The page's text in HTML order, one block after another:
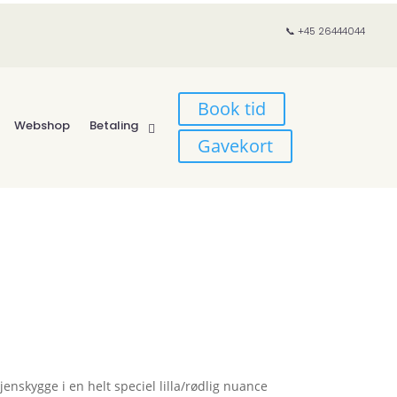
📞 +45 26444044
Webshop Betaling
Book tid
Gavekort
i en helt speciel lilla/rødlig nuance